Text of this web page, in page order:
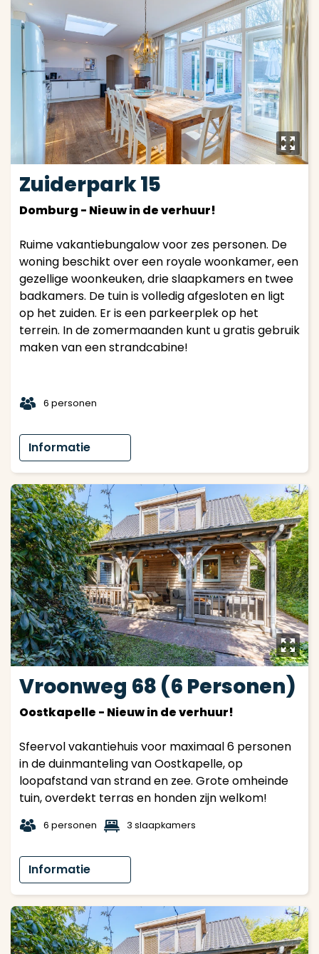
y
Zuiderpark 15
Domburg - Nieuw in de verhuur!
Ruime vakantiebungalow voor zes personen. De
woning beschikt over een royale woonkamer, een
gezellige woonkeuken, drie slaapkamers en twee
badkamers. De tuin is volledig afgesloten en ligt
op het zuiden. Er is een parkeerplek op het
terrein. In de zomermaanden kunt u gratis gebruik
maken van een strandcabine!
t 6 personen
Informatie
y
Vroonweg 68 (6 Personen)
Oostkapelle - Nieuw in de verhuur!
Sfeervol vakantiehuis voor maximaal 6 personen
in de duinmanteling van Oostkapelle, op
loopafstand van strand en zee. Grote omheinde
tuin, overdekt terras en honden zijn welkom!
t 6 personen 1 3 slaapkamers
Informatie